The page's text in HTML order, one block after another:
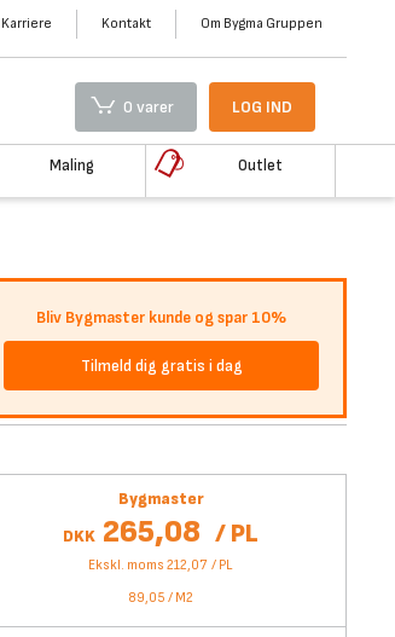
Karriere Kontakt Om Bygma Gruppen
0 varer LOG IND
Maling Outlet
Bliv Bygmaster kunde og spar 10%
Tilmeld dig gratis i dag
Bygmaster
DKK 265,08 /PL
Ekskl. moms 212,07 / PL
89,05 / M2